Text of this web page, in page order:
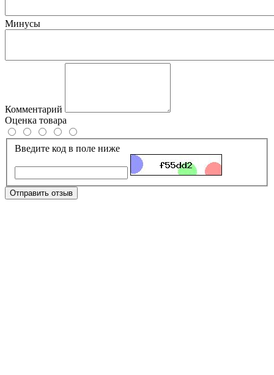
Минусы
Комментарий
Оценка товара
Введите код в поле ниже
Отправить отзыв